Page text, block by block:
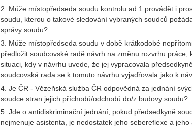
2. Může místopředseda soudu kontrolu ad 1 provádět i
soudu, kterou o takové sledování vybraných soudců
správy soudu?
3. Může místopředseda soudu v době krátkodobé
předložit soudcovské radě návrh na změnu rozvrhu
situaci, kdy v návrhu uvede, že jej vypracovala
soudcovská rada se k tomuto návrhu vyjadřovala jako k
4. Je ČR - Vězeňská služba ČR odpovědná za jednání
soudce stran jejich příchodů/odchodů do/z budovy soudu?
5. Jde o antidiskriminační jednání, pokud předsedkyně
nejmenuje asistenta, je nedostatek jeho sebereflexe a